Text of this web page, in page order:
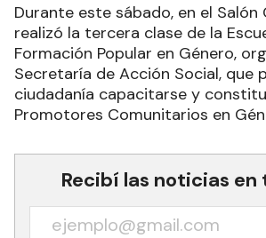
Durante este sábado, en el Salón
realizó la tercera clase de la
Formación Popular en Género,
Secretaría de Acción Social, que
ciudadanía capacitarse y
Promotores Comunitarios en
Recibí las noticias en